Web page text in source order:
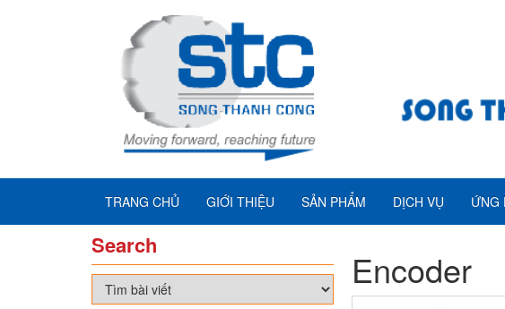
TRANG CHỦ GIỚI THIỆU SẢN PHẨM DỊCH VỤ ỨNG
Search
Encoder